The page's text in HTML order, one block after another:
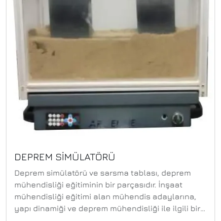
basınçları belirlemek için basınç ölçüm noktaları
ile donatılmıştır. Basınçlar altı borulu
manometrede görüntülenir. Toplam basınç, pitot
tüpü ile ölçülür ve başka bir tek tüplü
manometrede görüntülenir.
DEPREM SİMÜLATÖRÜ
Deprem simülatörü ve sarsma tablası, deprem
mühendisliği eğitiminin bir parçasıdır. İnşaat
mühendisliği eğitimi alan mühendis adaylarına,
yapı dinamiği ve deprem mühendisliği ile ilgili bir